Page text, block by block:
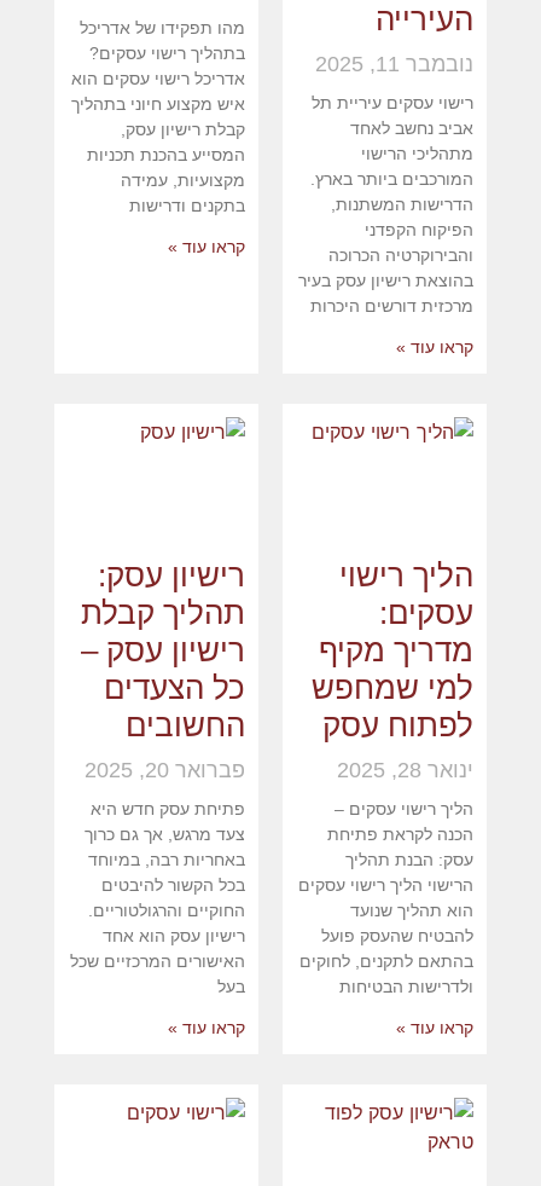
העירייה
נובמבר 11, 2025
רישוי עסקים עיריית תל
אביב נחשב לאחד
מתהליכי הרישוי
המורכבים ביותר בארץ.
הדרישות המשתנות,
הפיקוח הקפדני
והבירוקרטיה הכרוכה
בהוצאת רישיון עסק בעיר
מרכזית דורשים היכרות
קראו עוד »
מהו תפקידו של אדריכל
בתהליך רישוי עסקים?
אדריכל רישוי עסקים הוא
איש מקצוע חיוני בתהליך
קבלת רישיון עסק,
המסייע בהכנת תכניות
מקצועיות, עמידה
בתקנים ודרישות
קראו עוד »
הליך רישוי
עסקים:
מדריך מקיף
למי שמחפש
לפתוח עסק
ינואר 28, 2025
הליך רישוי עסקים –
הכנה לקראת פתיחת
עסק: הבנת תהליך
הרישוי הליך רישוי עסקים
הוא תהליך שנועד
להבטיח שהעסק פועל
בהתאם לתקנים, לחוקים
ולדרישות הבטיחות
קראו עוד »
רישיון עסק:
תהליך קבלת
רישיון עסק –
כל הצעדים
החשובים
פברואר 20, 2025
פתיחת עסק חדש היא
צעד מרגש, אך גם כרוך
באחריות רבה, במיוחד
בכל הקשור להיבטים
החוקיים והרגולטוריים.
רישיון עסק הוא אחד
האישורים המרכזיים שכל
בעל
קראו עוד »